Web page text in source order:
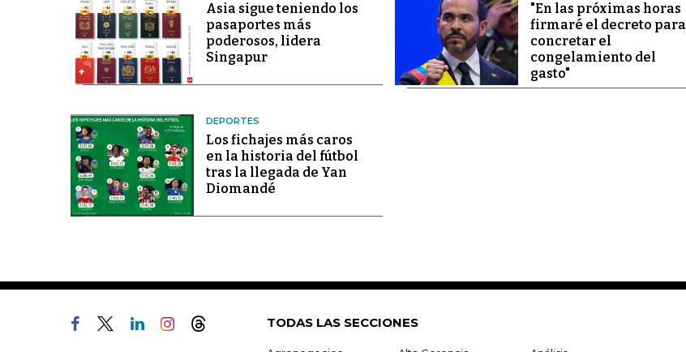
Asia sigue teniendo los
pasaportes más
poderosos, lidera
Singapur
"En las próximas horas
firmaré el decreto para
concretar el
congelamiento del
gasto"
DEPORTES
Los fichajes más caros
en la historia del fútbol
tras la llegada de Yan
Diomandé
TODAS LAS SECCIONES